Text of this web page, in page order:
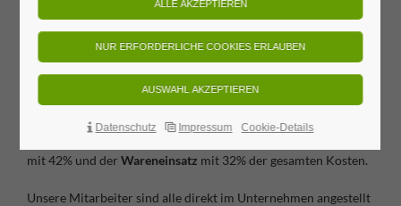
Datenschutz Impressum Cookie-Details
Wie setzen sich unsere Preise zusammen?
Immer wieder kommt die Frage nach unserer Preisgestaltung.
Wir wollen offen damit umgehen und Ihnen aufschlüsseln, wie
sich unsere Preise zusammensetzen.
mit 42% und der Wareneinsatz mit 32% der gesamten Kosten.
Unsere Mitarbeiter sind alle direkt im Unternehmen angestellt